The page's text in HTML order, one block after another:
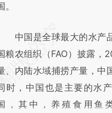
。
中国是全球最大的水产
粮农组织（FAO）披露，
、内陆水域捕捞产量，中
时，中国也是主要的水
，其中，养殖食用鱼